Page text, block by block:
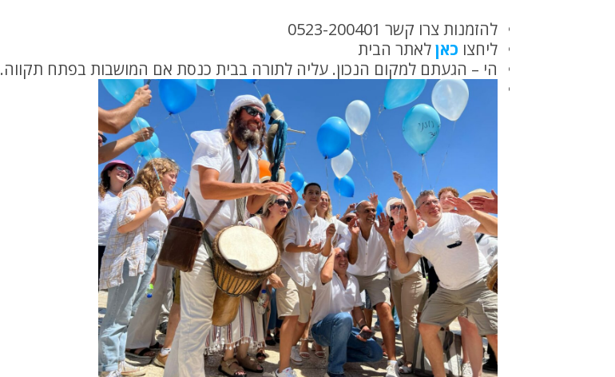
להזמנות צרו קשר 0523-200401
ליחצו כאןלאתר הבית
הי – הגעתם למקום הנכון. עליה לתורה בבית כנסת אם המושבות בפתח תקווה.